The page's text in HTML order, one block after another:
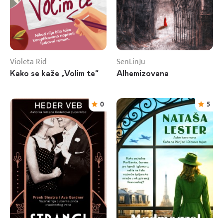
Violeta Rid
Kako se kaže „Volim te“
SenLinJu
Alhemizovana
0 5